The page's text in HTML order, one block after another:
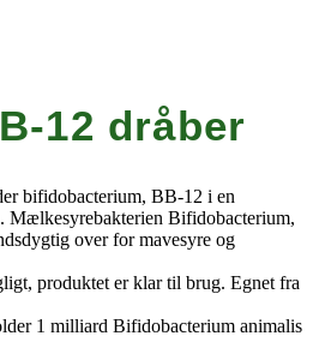
12 dråber
bifidobacterium, BB-12 i en
Bifidobacterium,
over for mavesyre og
produktet er klar til brug. Egnet fra
1 milliard Bifidobacterium animalis